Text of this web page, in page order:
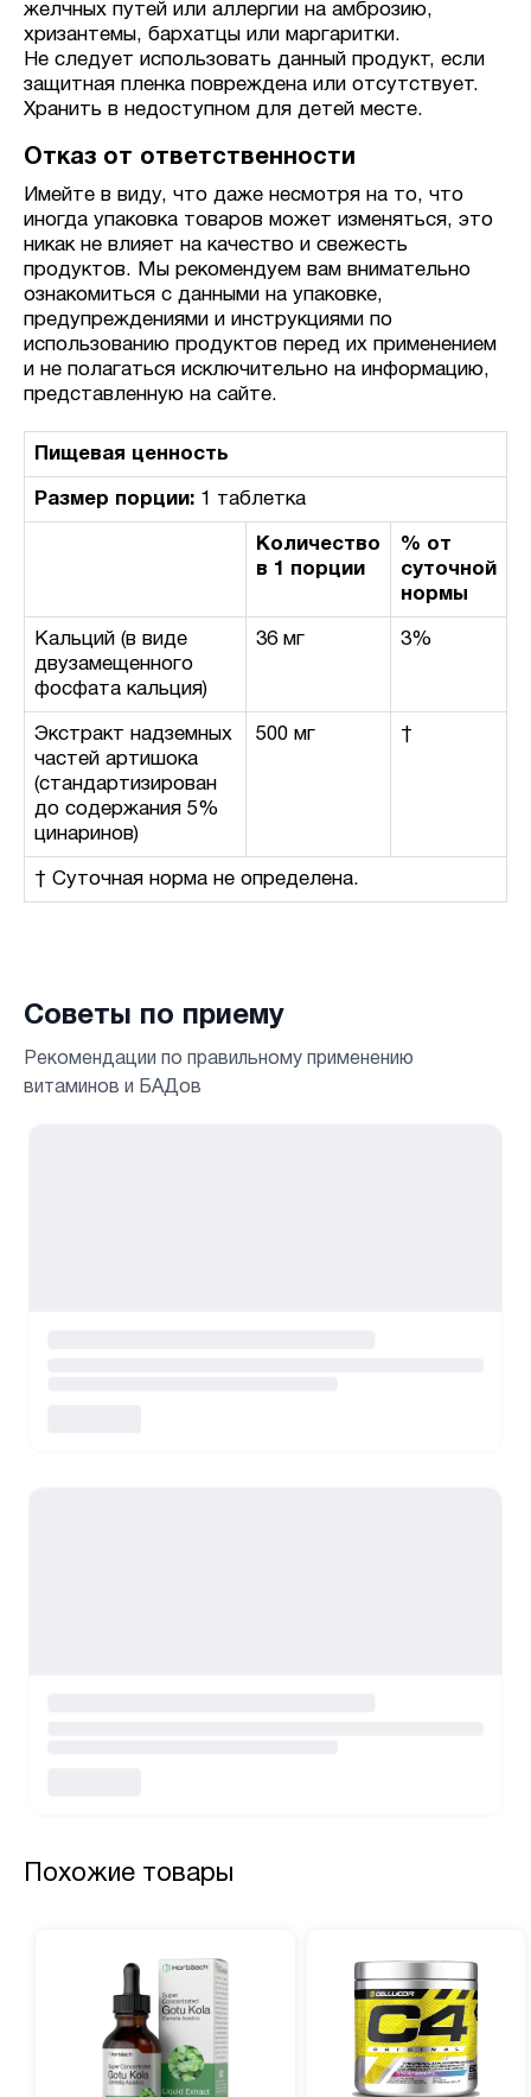
желчных путей или аллергии на амброзию,
хризантемы, бархатцы или маргаритки.
Не следует использовать данный продукт, если
защитная пленка повреждена или отсутствует.
Хранить в недоступном для детей месте.
Отказ от ответственности
Имейте в виду, что даже несмотря на то, что
иногда упаковка товаров может изменяться, это
никак не влияет на качество и свежесть
продуктов. Мы рекомендуем вам внимательно
ознакомиться с данными на упаковке,
предупреждениями и инструкциями по
использованию продуктов перед их применением
и не полагаться исключительно на информацию,
представленную на сайте.
Пищевая ценность
Размер порции: 1 таблетка
Количество
в 1 порции
% от
суточной
нормы
Кальций (в виде
двузамещенного
фосфата кальция)
36 мг 3%
Экстракт надземных
частей артишока
(стандартизирован
до содержания 5%
цинаринов)
500 мг †
† Суточная норма не определена.
Советы по приему
Рекомендации по правильному применению
витаминов и БАДов
Похожие товары